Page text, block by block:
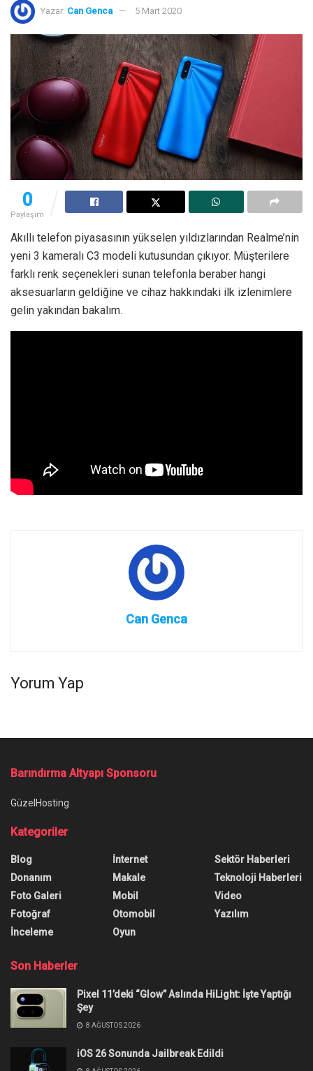
Yazar: Can Genca 5 Mart 2020
0
Paylaşım
Akıllı telefon piyasasının yükselen yıldızlarından Realme’nin
yeni 3 kameralı C3 modeli kutusundan çıkıyor. Müşterilere
farklı renk seçenekleri sunan telefonla beraber hangi
aksesuarların geldiğine ve cihaz hakkındaki ilk izlenimlere
gelin yakından bakalım.
Can Genca
Yorum Yap
Barındırma Altyapı Sponsoru
GüzelHosting
Kategoriler
Blog
Donanım
Foto Galeri
Fotoğraf
İnceleme
İnternet
Makale
Mobil
Otomobil
Oyun
Sektör Haberleri
Teknoloji Haberleri
Video
Yazılım
Son Haberler
Pixel 11’deki “Glow” Aslında HiLight: İşte Yaptığı
Şey
8 AĞUSTOS 2026
iOS 26 Sonunda Jailbreak Edildi